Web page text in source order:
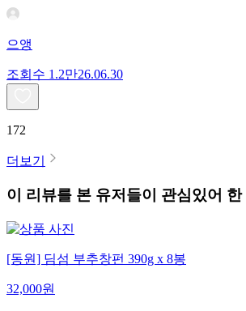
으앵
조회수 1.2만26.06.30
172
더보기
이 리뷰를 본 유저들이 관심있어 한
[동원] 딤섬 부추창펀 390g x 8봉
32,000원